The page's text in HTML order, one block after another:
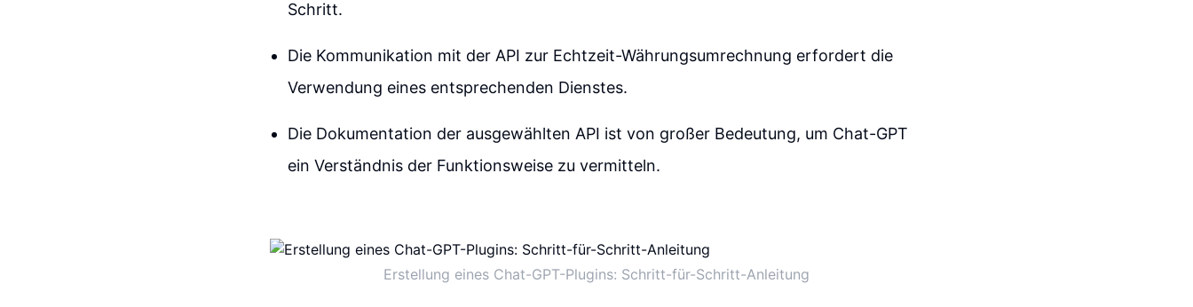
Schritt.
Die Kommunikation mit der API zur Echtzeit-Währungsumrechnung erfordert die
Verwendung eines entsprechenden Dienstes.
Die Dokumentation der ausgewählten API ist von großer Bedeutung, um Chat-GPT
ein Verständnis der Funktionsweise zu vermitteln.
Erstellung eines Chat-GPT-Plugins: Schritt-für-Schritt-Anleitung